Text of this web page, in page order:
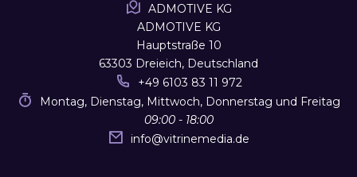
ADMOTIVE KG
ADMOTIVE KG
Hauptstraße 10
63303 Dreieich, Deutschland
+49 6103 83 11 972
Montag, Dienstag, Mittwoch, Donnerstag und Freitag
09:00 - 18:00
info@vitrinemedia.de